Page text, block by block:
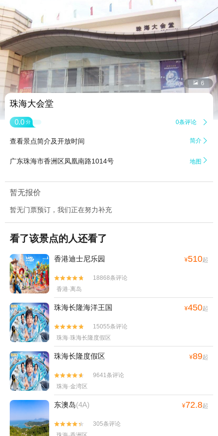
 6
珠海大会堂
0.0 分 0条评论 
查看景点简介及开放时间 简介 
广东珠海市香洲区凤凰南路1014号 地图 
暂无报价
暂无门票预订，我们正在努力补充
看了该景点的人还看了
香港迪士尼乐园 ¥510起


18868条评论
香港·离岛
珠海长隆海洋王国 ¥450起


15055条评论
珠海·珠海长隆度假区
珠海长隆度假区 ¥89起


9641条评论
珠海·金湾区
东澳岛(4A) ¥72.8起


305条评论
